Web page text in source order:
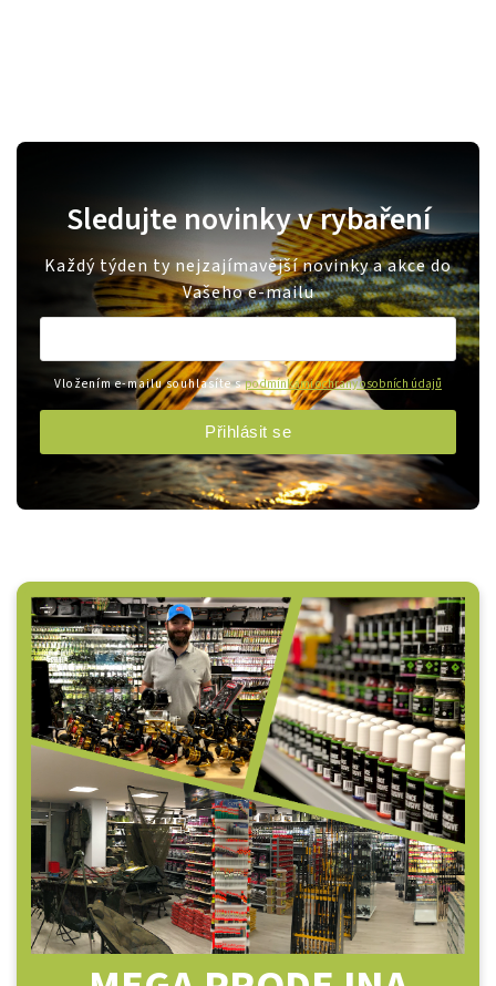
Sledujte novinky v rybaření
Každý týden ty nejzajímavější novinky a akce do
Vašeho e-mailu
Vložením e-mailu souhlasíte spodmínkami ochrany osobních údajů
Přihlásit se